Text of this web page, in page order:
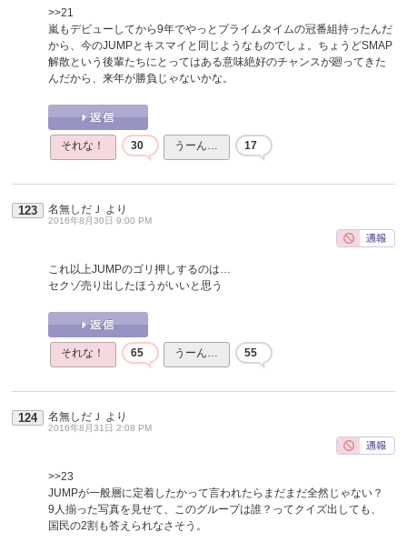
>>21
嵐もデビューしてから9年でやっとプライムタイムの冠番組持ったんだ
から、今のJUMPとキスマイと同じようなものでしょ。ちょうどSMAP
解散という後輩たちにとってはある意味絶好のチャンスが廻ってきた
んだから、来年が勝負じゃないかな。
それな！ 30 うーん… 17
123 名無しだＪ より
2016年8月30日 9:00 PM
これ以上JUMPのゴリ押しするのは…
セクゾ売り出したほうがいいと思う
それな！ 65 うーん… 55
124 名無しだＪ より
2016年8月31日 2:08 PM
>>23
JUMPが一般層に定着したかって言われたらまだまだ全然じゃない？
9人揃った写真を見せて、このグループは誰？ってクイズ出しても、
国民の2割も答えられなさそう。